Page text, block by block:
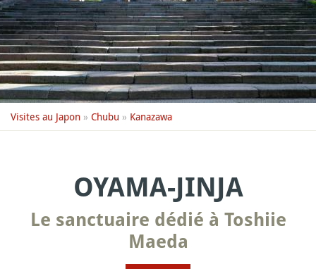
Visites au Japon » Chubu » Kanazawa
OYAMA-JINJA
Le sanctuaire dédié à Toshiie
Maeda